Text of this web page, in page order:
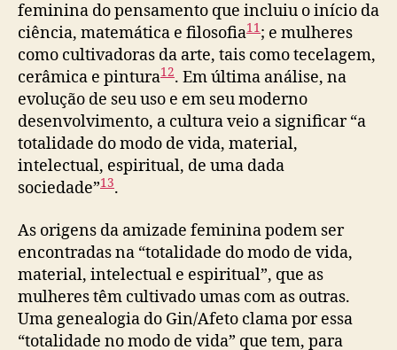
feminina do pensamento que incluiu o início da
ciência, matemática e filosofia11; e mulheres
como cultivadoras da arte, tais como tecelagem,
cerâmica e pintura12. Em última análise, na
evolução de seu uso e em seu moderno
desenvolvimento, a cultura veio a significar “a
totalidade do modo de vida, material,
intelectual, espiritual, de uma dada
sociedade”13.
As origens da amizade feminina podem ser
encontradas na “totalidade do modo de vida,
material, intelectual e espiritual”, que as
mulheres têm cultivado umas com as outras.
Uma genealogia do Gin/Afeto clama por essa
“totalidade no modo de vida” que tem, para